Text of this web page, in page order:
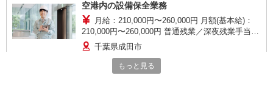
空港内の設備保全業務
月給：210,000円〜260,000円 月額(基本給)：
210,000円〜260,000円 普通残業／深夜残業手当：
1分単位で支給 賞与：年2回（7月・12月） 昇給：
年1回（4月） ※スキル経験年数を考慮し話し合い
の上、決定します。 【賃金形態】 月給制（月給＝
基本給） 【試用期間】 あり 【試用期間詳細】 試
千葉県成田市
もっと見る